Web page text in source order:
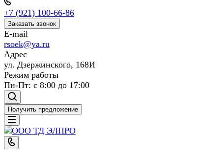
+7 (921) 100-66-86
Заказать звонок
E-mail
rsoek@ya.ru
Адрес
ул. Дзержинского, 168И
Режим работы
Пн-Пт: с 8:00 до 17:00
Получить предложение